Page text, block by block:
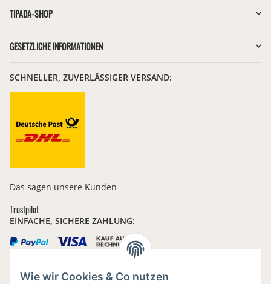
Wie wir Cookies & Co nutzen
TIPADA-SHOP
GESETZLICHE INFORMATIONEN
SCHNELLER, ZUVERLÄSSIGER VERSAND:
Das sagen unsere Kunden
Trustpilot
EINFACHE, SICHERE ZAHLUNG: